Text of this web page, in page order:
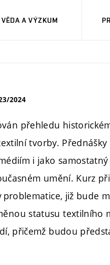
A VÝZKUM
2024
přehledu
tvorby.
i jako
umění. Kurz
problematice, již bude
statusu
přičemž budou